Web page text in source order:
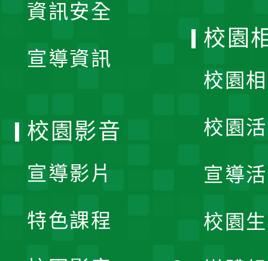
資訊安全
宣導資訊
校園
校園
校園
宣導
校園
校園影音
宣導影片
特色課程